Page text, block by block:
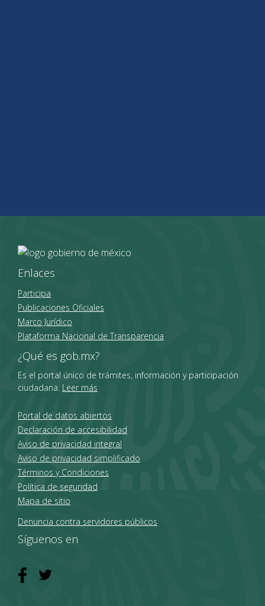
Enlaces
Participa
Publicaciones Oficiales
Marco Jurídico
Plataforma Nacional de Transparencia
¿Qué es gob.mx?
Es el portal único de trámites, información y participación
ciudadana. Leer más
Portal de datos abiertos
Declaración de accesibilidad
Aviso de privacidad integral
Aviso de privacidad simplificado
Términos y Condiciones
Política de seguridad
Mapa de sitio
Denuncia contra servidores públicos
Síguenos en